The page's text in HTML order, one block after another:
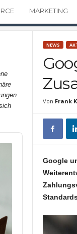
MARKETING
NEWS
Von Frank
Google